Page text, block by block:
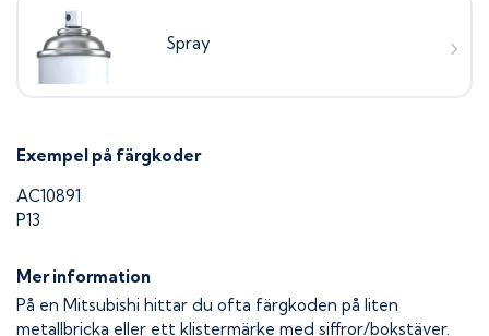
Spray
Exempel på färgkoder
AC10891
P13
Mer information
På en Mitsubishi hittar du ofta färgkoden på liten
metallbricka eller ett klistermärke med siffror/bokstäver.